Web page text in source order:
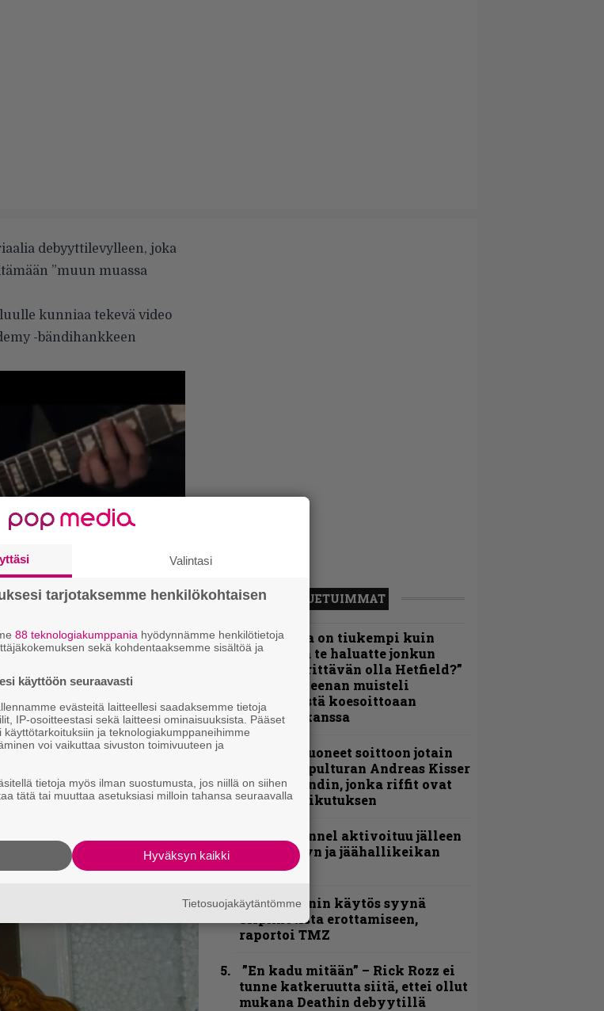
debyyttilevylleen, joka
”muun muassa
kunniaa tekevä video
-bändihankkeen
kahvitauolla puhutaan!
suoraan sähköpostiin
LUETUIMMAT
”Metallica on tiukempi kuin
koskaan ja te haluatte jonkun
nulikan yrittävän olla Hetfield?”
– Pepper Keenan muisteli
ensimmäistä koesoittoaan
hevijätin kanssa
”He ovat tuoneet soittoon jotain
uutta” – Sepulturan Andreas Kisser
nimeää bändin, jonka riffit ovat
tehneet vaikutuksen
Blind Channel aktivoituu jälleen
uuden levyn ja jäähallikeikan
merkeissä
Sid Wilsonin käytös syynä
Slipknotista erottamiseen,
raportoi TMZ
”En kadu mitään” – Rick Rozz ei
tunne katkeruutta siitä, ettei ollut
mukana Deathin debyytillä
Valintasi
tarjotaksemme henkilökohtaisen
88 teknologiakumppania hyödynnämme henkilötietoja
sekä kohdentaaksemme sisältöä ja
käyttöön seuraavasti
evästeitä laitteellesi saadaksemme tietoja
IP-osoitteestasi sekä laitteesi ominaisuuksista. Pääset
ja teknologiakumppaneihimme
voi vaikuttaa sivuston toimivuuteen ja
tietoja myös ilman suostumusta, jos niillä on siihen
tätä tai muuttaa asetuksiasi milloin tahansa seuraavalla
Hyväksyn kaikki
Tietosuojakäytäntömme